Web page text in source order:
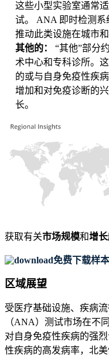
这些小型实验室通常
试。 ANA 即时检测
推动此类设施在城市和
其他的： “其他”部分
术中心和专科诊所。
的或与自身免疫性疾
增加和对免疫诊断的
长。
获取有关市场规模和增
免费下载样本
区域展望
受医疗基础设施、疾病
（ANA）测试市场在不
对自身免疫性疾病的强
性疾病的高发病率，北